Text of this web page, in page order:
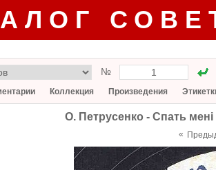
№
Коллекция Произведения
О. Петрусенко - Спать
«